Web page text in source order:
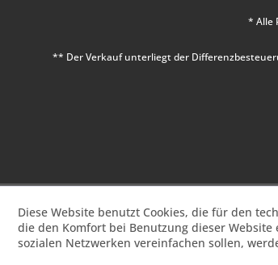
* Alle
** Der Verkauf unterliegt der
Diese Website benutzt Cookies, die für den
die den Komfort bei Benutzung dieser
sozialen Netzwerken vereinfachen sollen,